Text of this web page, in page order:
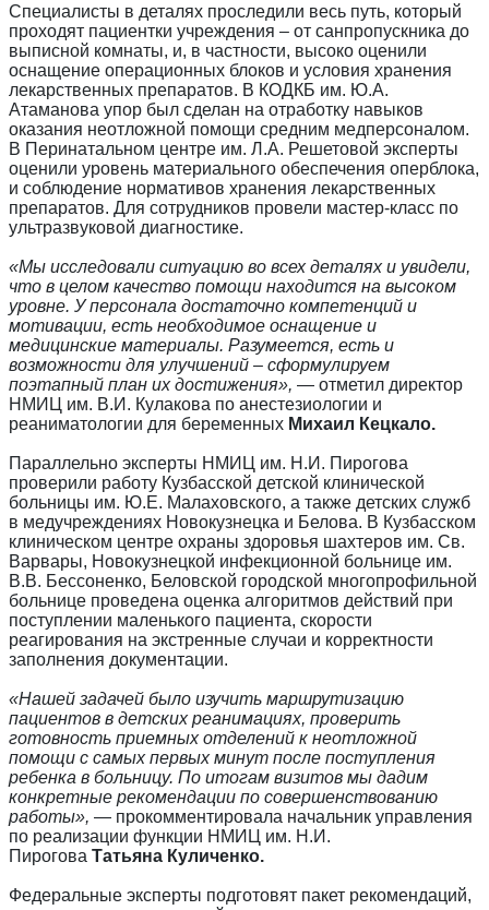
Специалисты в деталях проследили весь путь, который
проходят пациентки учреждения – от санпропускника до
выписной комнаты, и, в частности, высоко оценили
оснащение операционных блоков и условия хранения
лекарственных препаратов. В КОДКБ им. Ю.А.
Атаманова упор был сделан на отработку навыков
оказания неотложной помощи средним медперсоналом.
В Перинатальном центре им. Л.А. Решетовой эксперты
оценили уровень материального обеспечения оперблока,
и соблюдение нормативов хранения лекарственных
препаратов. Для сотрудников провели мастер-класс по
ультразвуковой диагностике.
«Мы исследовали ситуацию во всех деталях и увидели,
что в целом качество помощи находится на высоком
уровне. У персонала достаточно компетенций и
мотивации, есть необходимое оснащение и
медицинские материалы. Разумеется, есть и
возможности для улучшений – сформулируем
поэтапный план их достижения», — отметил директор
НМИЦ им. В.И. Кулакова по анестезиологии и
реаниматологии для беременных Михаил Кецкало.
Параллельно эксперты НМИЦ им. Н.И. Пирогова
проверили работу Кузбасской детской клинической
больницы им. Ю.Е. Малаховского, а также детских служб
в медучреждениях Новокузнецка и Белова. В Кузбасском
клиническом центре охраны здоровья шахтеров им. Св.
Варвары, Новокузнецкой инфекционной больнице им.
В.В. Бессоненко, Беловской городской многопрофильной
больнице проведена оценка алгоритмов действий при
поступлении маленького пациента, скорости
реагирования на экстренные случаи и корректности
заполнения документации.
«Нашей задачей было изучить маршрутизацию
пациентов в детских реанимациях, проверить
готовность приемных отделений к неотложной
помощи с самых первых минут после поступления
ребенка в больницу. По итогам визитов мы дадим
конкретные рекомендации по совершенствованию
работы», — прокомментировала начальник управления
по реализации функции НМИЦ им. Н.И.
Пирогова Татьяна Куличенко.
Федеральные эксперты подготовят пакет рекомендаций,